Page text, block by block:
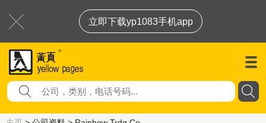
立即下载yp1083手机app